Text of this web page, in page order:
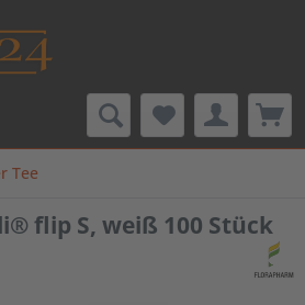
Tee
flip S, weiß 100 Stück